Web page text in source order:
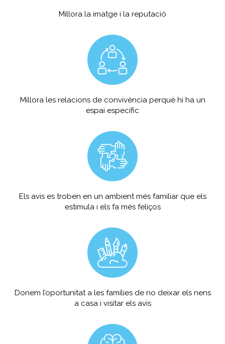
Millora la imatge i la reputació
Millora les relacions de convivència perquè hi ha un
espai específic
Els avis es troben en un ambient més familiar que els
estimula i els fa més feliços
Donem l’oportunitat a les famílies de no deixar els nens
a casa i visitar els avis